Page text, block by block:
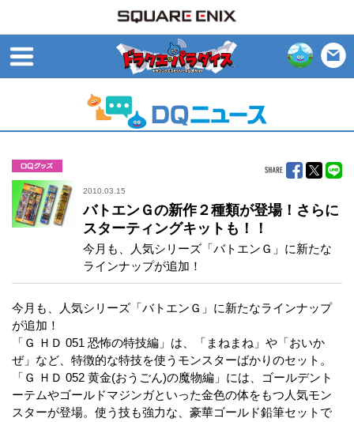
2010.03.15
バトエンＧの新作２種類が登場！さらに
スターティングキットも！！
今月も、人気シリーズ「バトエンＧ」に新たな
ラインナップが追加！
今月も、人気シリーズ「バトエンＧ」に新たなラインナップ
が追加！
「Ｇ ＨＤ 051 恐怖の特技編」は、「まねまね」や「おいか
ぜ」など、特徴的な特技を使うモンスターばかりのセット。
「Ｇ ＨＤ 052 黄金(おうごん)の魔物編」には、ゴールデント
ーテムやゴールドマジンガといった金色の体をもつ人気モン
スターが登場。使う技も強力な、豪華ゴールド鉛筆セットで